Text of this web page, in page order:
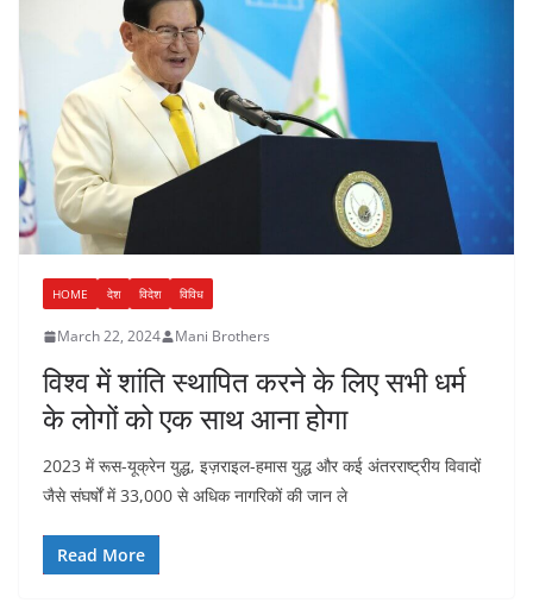
HOME देश विदेश विविध
March 22, 2024 Mani Brothers
विश्व में शांति स्थापित करने के लिए सभी धर्म
के लोगों को एक साथ आना होगा
2023 में रूस-यूक्रेन युद्ध, इज़राइल-हमास युद्ध और कई अंतरराष्ट्रीय विवादों
जैसे संघर्षों में 33,000 से अधिक नागरिकों की जान ले
Read More